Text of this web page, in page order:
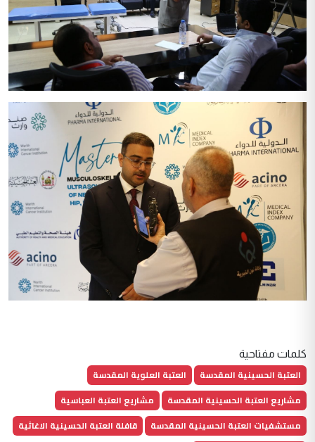
كلمات مفتاحية
العتبة الحسينية المقدسة
العتبة العلوية المقدسة
مشاريع العتبة الحسينية المقدسة
مشاريع العتبة العباسية
مستشفيات العتبة الحسينية المقدسة
قافلة العتبة الحسينية الاغاثية